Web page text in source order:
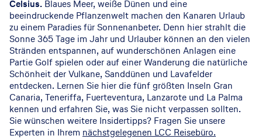
Celsius. Blaues Meer, weiße Dünen und eine
beeindruckende Pflanzenwelt machen den Kanaren Urlaub
zu einem Paradies für Sonnenanbeter. Denn hier strahlt die
Sonne 365 Tage im Jahr und Urlauber können an den vielen
Stränden entspannen, auf wunderschönen Anlagen eine
Partie Golf spielen oder auf einer Wanderung die natürliche
Schönheit der Vulkane, Sanddünen und Lavafelder
entdecken. Lernen Sie hier die fünf größten Inseln Gran
Canaria, Teneriffa, Fuerteventura, Lanzarote und La Palma
kennen und erfahren Sie, was Sie nicht verpassen sollten.
Sie wünschen weitere Insidertipps? Fragen Sie unsere
Experten in Ihrem nächstgelegenen LCC Reisebüro.